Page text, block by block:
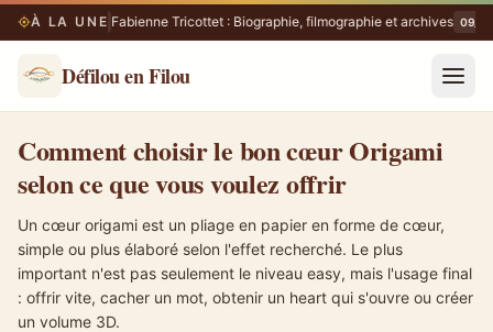
À LA UNE
09/08 Fabienne Tricottet : Biographie, filmographie et archives 09/08
Défilou en Filou
Comment choisir le bon cœur Origami
selon ce que vous voulez offrir
Un cœur origami est un pliage en papier en forme de cœur,
simple ou plus élaboré selon l'effet recherché. Le plus
important n'est pas seulement le niveau easy, mais l'usage final
: offrir vite, cacher un mot, obtenir un heart qui s'ouvre ou créer
un volume 3D.